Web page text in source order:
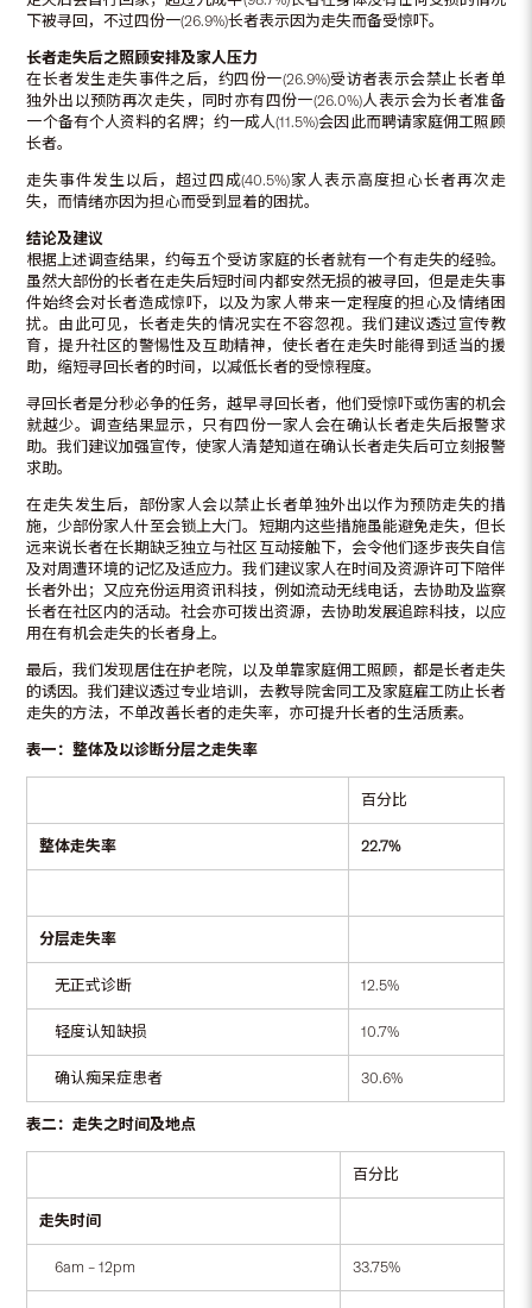
下被寻回，不过四份一(26.9%)长者表示因为走失而备受惊吓。
长者走失后之照顾安排及家人压力
在长者发生走失事件之后，约四份一(26.9%)受访者表示会禁止长者单
独外出以预防再次走失，同时亦有四份一(26.0%)人表示会为长者准备
一个备有个人资料的名牌；约一成人(11.5%)会因此而聘请家庭佣工照顾
长者。
走失事件发生以后，超过四成(40.5%)家人表示高度担心长者再次走
失，而情绪亦因为担心而受到显着的困扰。
结论及建议
根据上述调查结果，约每五个受访家庭的长者就有一个有走失的经验。
虽然大部份的长者在走失后短时间内都安然无损的被寻回，但是走失事
件始终会对长者造成惊吓，以及为家人带来一定程度的担心及情绪困
扰。由此可见，长者走失的情况实在不容忽视。我们建议透过宣传教
育，提升社区的警惕性及互助精神，使长者在走失时能得到适当的援
助，缩短寻回长者的时间，以减低长者的受惊程度。
寻回长者是分秒必争的任务，越早寻回长者，他们受惊吓或伤害的机会
就越少。调查结果显示，只有四份一家人会在确认长者走失后报警求
助。我们建议加强宣传，使家人清楚知道在确认长者走失后可立刻报警
求助。
在走失发生后，部份家人会以禁止长者单独外出以作为预防走失的措
施，少部份家人什至会锁上大门。短期内这些措施虽能避免走失，但长
远来说长者在长期缺乏独立与社区互动接触下，会令他们逐步丧失自信
及对周遭环境的记忆及适应力。我们建议家人在时间及资源许可下陪伴
长者外出；又应充份运用资讯科技，例如流动无线电话，去协助及监察
长者在社区内的活动。社会亦可拨出资源，去协助发展追踪科技，以应
用在有机会走失的长者身上。
最后，我们发现居住在护老院，以及单靠家庭佣工照顾，都是长者走失
的诱因。我们建议透过专业培训，去教导院舍同工及家庭雇工防止长者
走失的方法，不单改善长者的走失率，亦可提升长者的生活质素。
表一：整体及以诊断分层之走失率
百分比
整体走失率 22.7%
分层走失率
无正式诊断 12.5%
轻度认知缺损 10.7%
确认痴呆症患者 30.6%
表二：走失之时间及地点
百分比
走失时间
6am – 12pm 33.75%